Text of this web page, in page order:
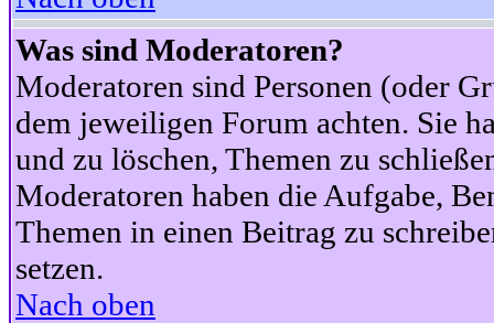
Was sind Moderatoren?
Moderatoren sind Personen (oder
dem jeweiligen Forum achten. Sie
und zu löschen, Themen zu
Moderatoren haben die Aufgabe,
Themen in einen Beitrag zu
setzen.
Nach oben